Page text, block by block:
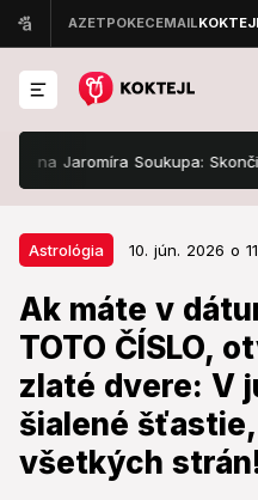
Jaromíra Soukupa: Skončil v
Astrológia 10. jún. 2026 o
Ak máte v
TOTO ČÍSLO,
zlaté dvere: V
šialené
všetkých
Astrológia 10. jún. 2026
Ak máte v
TOTO ČÍSLO,
dvere: V júni
šťastie, peniaze
strán!
Ste medzi tými